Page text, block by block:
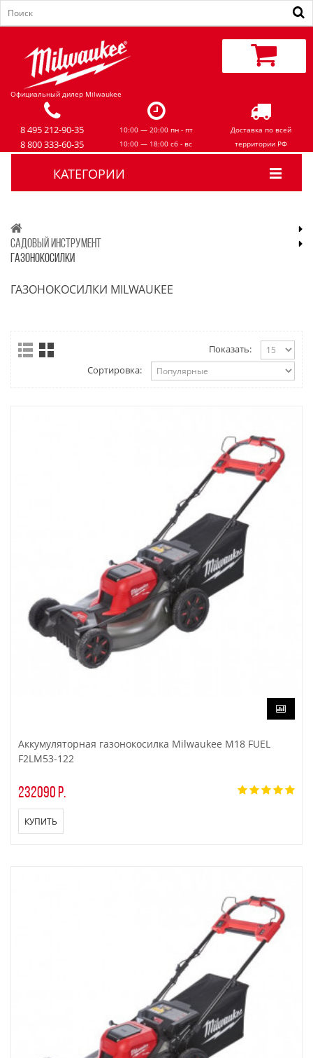
Официальный дилер Milwaukee
8 495 212-90-35
8 800 333-60-35
10:00 — 20:00 пн - пт
10:00 — 18:00 сб - вс
Доставка по всей
территории РФ
КАТЕГОРИИ
САДОВЫЙ ИНСТРУМЕНТ
ГАЗОНОКОСИЛКИ
ГАЗОНОКОСИЛКИ MILWAUKEE
Показать:
Сортировка:
Аккумуляторная газонокосилка Milwaukee M18 FUEL
F2LM53-122
232090 р.
КУПИТЬ